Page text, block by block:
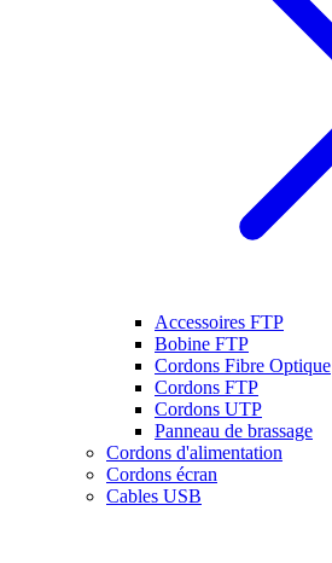
Accessoires FTP
Bobine FTP
Cordons Fibre Optique
Cordons FTP
Cordons UTP
Panneau de brassage
Cordons d'alimentation
Cordons écran
Cables USB